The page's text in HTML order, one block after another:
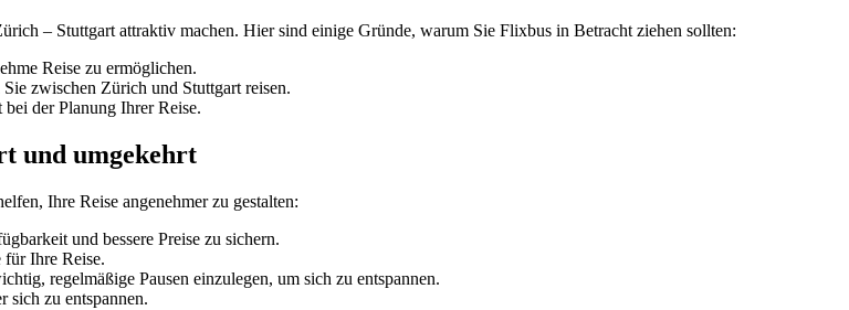
– Stuttgart attraktiv machen. Hier sind einige Gründe, warum Sie Flixbus in Betracht ziehen sollten:
Reise zu ermöglichen.
zwischen Zürich und Stuttgart reisen.
der Planung Ihrer Reise.
und umgekehrt
Ihre Reise angenehmer zu gestalten:
und bessere Preise zu sichern.
für Ihre Reise.
regelmäßige Pausen einzulegen, um sich zu entspannen.
sich zu entspannen.